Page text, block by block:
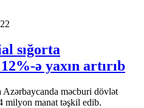
sığorta
ə yaxın artırıb
Azərbaycanda məcburi dövlət
milyon manat təşkil edib.